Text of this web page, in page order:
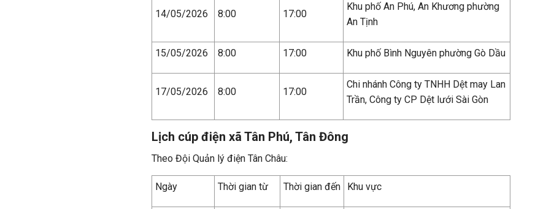
14/05/2026 8:00 17:00
Khu phố An Phú, An Khương phường
An Tịnh
15/05/2026 8:00 17:00 Khu phố Bình Nguyên phường Gò Dầu
17/05/2026 8:00 17:00
Chi nhánh Công ty TNHH Dệt may Lan
Trần, Công ty CP Dệt lưới Sài Gòn
Lịch cúp điện xã Tân Phú, Tân Đông
Theo Đội Quản lý điện Tân Châu:
Ngày Thời gian từ Thời gian đến Khu vực